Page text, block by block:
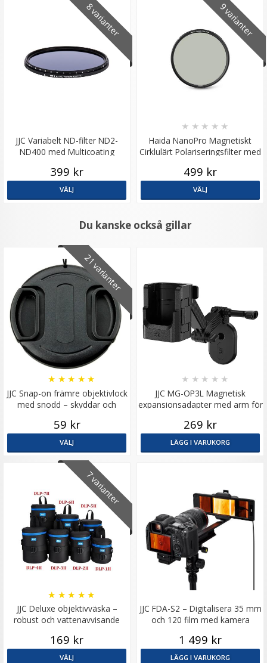
8 varianter
JJC Variabelt ND-filter ND2-
ND400 med Multicoating
399 kr
VÄLJ
9 varianter
Haida NanoPro Magnetiskt
Cirklulärt Polariseringsfilter med
★ ★ ★ ★ ★
499 kr
VÄLJ
Du kanske också gillar
21 varianter
JJC Snap-on främre objektivlock
med snodd – skyddar och
★ ★ ★ ★ ★
59 kr
VÄLJ
JJC MG-OP3L Magnetisk
expansionsadapter med arm för
★ ★ ★ ★ ★
269 kr
LÄGG I VARUKORG
7 varianter
JJC Deluxe objektivväska –
robust och vattenavvisande
★ ★ ★ ★ ★
169 kr
VÄLJ
JJC FDA-S2 – Digitalisera 35 mm
och 120 film med kamera
1 499 kr
LÄGG I VARUKORG